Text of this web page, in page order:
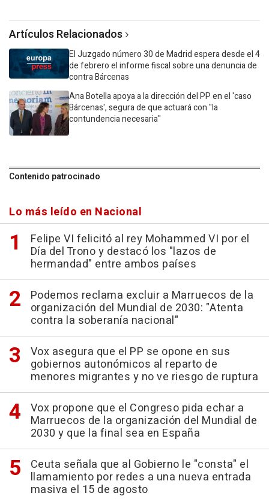
Artículos Relacionados
El Juzgado número 30 de Madrid espera desde el 4
de febrero el informe fiscal sobre una denuncia de
contra Bárcenas
Ana Botella apoya a la dirección del PP en el 'caso
Bárcenas', segura de que actuará con "la
contundencia necesaria"
Contenido patrocinado
Lo más leído en Nacional
Felipe VI felicitó al rey Mohammed VI por el
Día del Trono y destacó los "lazos de
hermandad" entre ambos países
Podemos reclama excluir a Marruecos de la
organización del Mundial de 2030: "Atenta
contra la soberanía nacional"
Vox asegura que el PP se opone en sus
gobiernos autonómicos al reparto de
menores migrantes y no ve riesgo de ruptura
Vox propone que el Congreso pida echar a
Marruecos de la organización del Mundial de
2030 y que la final sea en España
Ceuta señala que al Gobierno le "consta" el
llamamiento por redes a una nueva entrada
masiva el 15 de agosto